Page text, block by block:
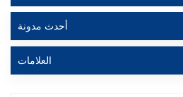
أحدث مدونة
العلامات